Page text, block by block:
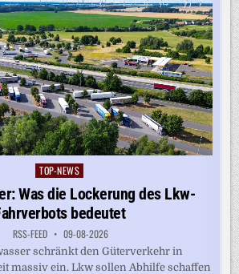
Posted
TOP-NEWS
Was die Lockerung des Lkw-
bedeutet
RSS-FEED 09-08-2026
schränkt den Güterverkehr in
massiv ein. Lkw sollen Abhilfe schaffen